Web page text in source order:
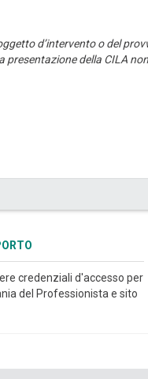
d’intervento o del
della CILA
credenziali d'accesso per
del Professionista e sito